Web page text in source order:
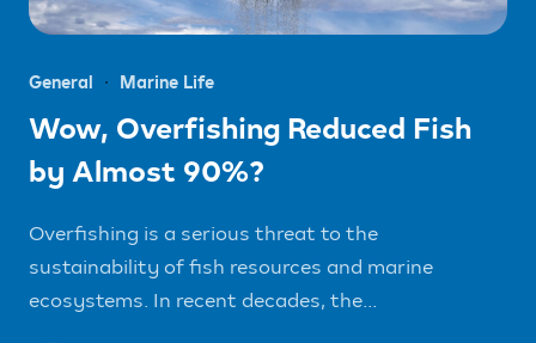
General Marine Life
Wow, Overfishing Reduced Fish
by Almost 90%?
Overfishing is a serious threat to the
sustainability of fish resources and marine
ecosystems. In recent decades, the...